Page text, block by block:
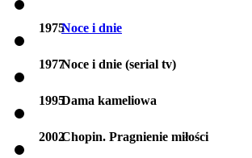
1975Noce i dnie
1977Noce i dnie (serial tv)
1995Dama kameliowa
2002Chopin. Pragnienie miłości